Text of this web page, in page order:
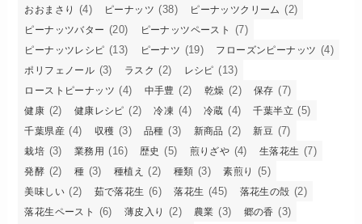
おおまさり (4) ピーナッツ (38) ピーナッツクリーム (2)
ピーナッツバター (20) ピーナッツペースト (7)
ピーナッツレシピ (13) ピーナツ (19) フローズンピーナッツ (4)
ポリフェノール (3) ラスク (2) レシピ (13)
ローストピーナッツ (4) 中手豊 (2) 乾燥 (2) 保存 (7)
健康 (2) 健康レシピ (2) 冷凍 (4) 冷蔵 (4) 千葉半立 (5)
千葉県産 (4) 収穫 (3) 品種 (3) 新商品 (2) 新豆 (7)
栽培 (3) 業務用 (16) 歴史 (5) 煎りざや (4) 生落花生 (7)
発酵 (2) 種 (3) 種植え (2) 種類 (3) 素煎り (5)
美味しい (2) 茹で落花生 (6) 落花生 (45) 落花生の殻 (2)
落花生ペースト (6) 薄皮入り (2) 農業 (3) 郷の香 (3)